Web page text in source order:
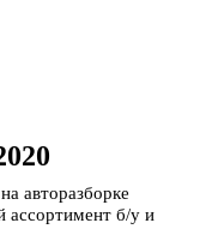
авторазборке
б/у и